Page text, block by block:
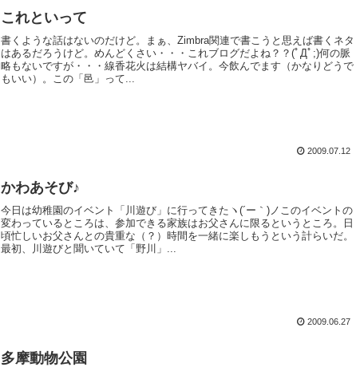
これといって
書くような話はないのだけど。まぁ、Zimbra関連で書こうと思えば書くネタ
はあるだろうけど。めんどくさい・・・これブログだよね？？(ﾟДﾟ;)何の脈
略もないですが・・・線香花火は結構ヤバイ。今飲んでます（かなりどうで
もいい）。この「邑」って...
2009.07.12
かわあそび♪
今日は幼稚園のイベント「川遊び」に行ってきたヽ(´ー｀)ノこのイベントの
変わっているところは、参加できる家族はお父さんに限るというところ。日
頃忙しいお父さんとの貴重な（？）時間を一緒に楽しもうという計らいだ。
最初、川遊びと聞いていて「野川」...
2009.06.27
多摩動物公園